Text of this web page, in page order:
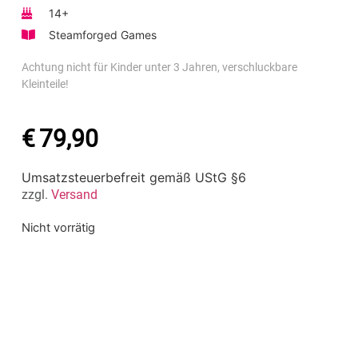
14+
Steamforged Games
Achtung nicht für Kinder unter 3 Jahren, verschluckbare
Kleinteile!
€79,90
Umsatzsteuerbefreit gemäß UStG §6
zzgl. Versand
Nicht vorrätig